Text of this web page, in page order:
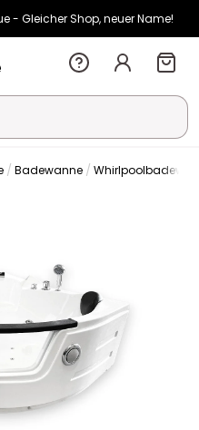
- Gleicher Shop, neuer Name!
Vente-unique-Produkte
Badewanne